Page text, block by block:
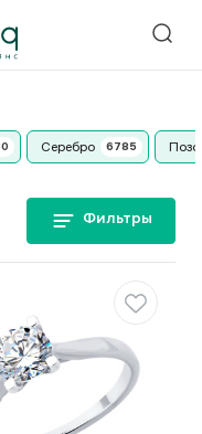
Серебро
Фильтры